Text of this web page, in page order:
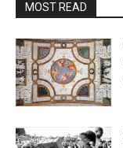
MOST READ